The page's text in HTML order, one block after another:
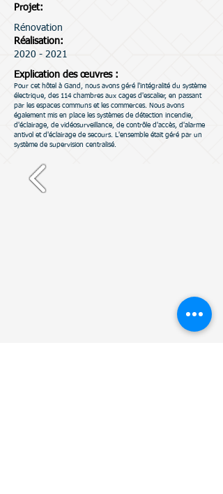
Projet:
Rénovation
Réalisation:
2020 - 2021
Explication des œuvres :
Pour cet hôtel à Gand, nous avons géré l'intégralité du système
électrique, des 114 chambres aux cages d'escalier, en passant
par les espaces communs et les commerces. Nous avons
également mis en place les systèmes de détection incendie,
d'éclairage, de vidéosurveillance, de contrôle d'accès, d'alarme
antivol et d'éclairage de secours. L'ensemble était géré par un
système de supervision centralisé.